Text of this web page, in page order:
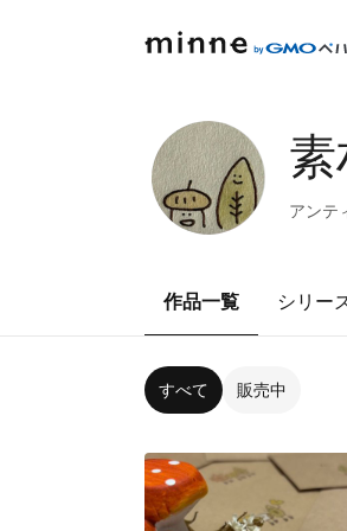
アンテ
作品一覧 シリー
すべて 販売中